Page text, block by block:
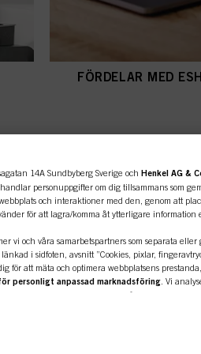
FÖRDELAR MED
är
14A Sundbyberg Sverige och Henkel AG &
personuppgifter om dig tillsammans som
och interaktioner med den, genom att
för att lagra/komma åt ytterligare
vi och våra samarbetspartners som separata
länkad i sidfoten, avsnitt ”Cookies, pixlar,
för att mäta och optimera webbplatsens
personligt anpassad marknadsföring . Vi
det företag du arbetar för) och på grundval av
dessa profiler för personanpassad